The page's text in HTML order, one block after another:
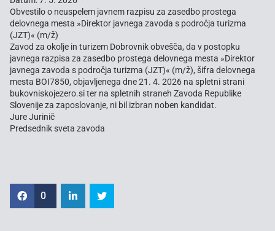
Obvestilo o neuspelem javnem razpisu za zasedbo prostega
delovnega mesta »Direktor javnega zavoda s področja turizma
(JZT)« (m/ž)
Zavod za okolje in turizem Dobrovnik obvešča, da v postopku
javnega razpisa za zasedbo prostega delovnega mesta »Direktor
javnega zavoda s področja turizma (JZT)« (m/ž), šifra delovnega
mesta BOI7850, objavljenega dne 21. 4. 2026 na spletni strani
bukovniskojezero.si ter na spletnih straneh Zavoda Republike
Slovenije za zaposlovanje, ni bil izbran noben kandidat.
Jure Jurinič
Predsednik sveta zavoda
0